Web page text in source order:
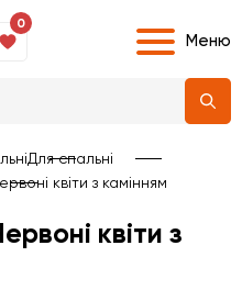
0
Меню
Для спальні
квіти з камінням
квіти з